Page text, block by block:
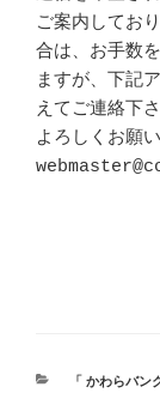
ご案内してお
合は、お手数
ますが、下記
えてご連絡下
よろしくお願
カ「 かわらバン